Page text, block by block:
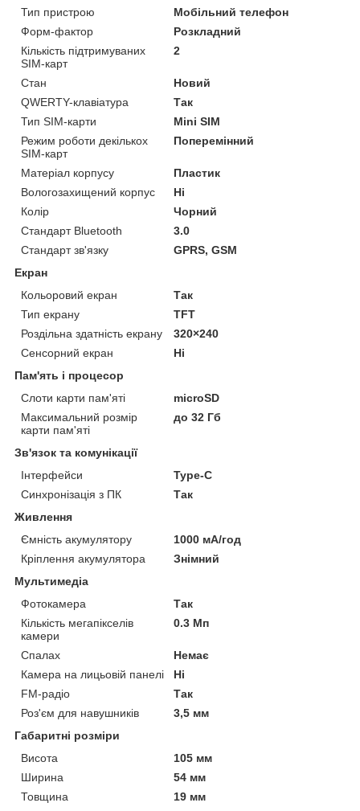
Тип пристрою
Мобільний телефон
Форм-фактор
Розкладний
Кількість підтримуваних
SIM-карт
2
Стан
Новий
QWERTY-клавіатура
Так
Тип SIM-карти
Mini SIM
Режим роботи декількох
SIM-карт
Поперемінний
Матеріал корпусу
Пластик
Вологозахищений корпус
Ні
Колір
Чорний
Стандарт Bluetooth
3.0
Стандарт зв'язку
GPRS, GSM
Екран
Кольоровий екран
Так
Тип екрану
TFT
Роздільна здатність екрану
320×240
Сенсорний екран
Ні
Пам'ять і процесор
Слоти карти пам'яті
microSD
Максимальний розмір
карти пам'яті
до 32 Гб
Зв'язок та комунікації
Інтерфейси
Type-C
Синхронізація з ПК
Так
Живлення
Ємність акумулятору
1000 мА/год
Кріплення акумулятора
Знімний
Мультимедіа
Фотокамера
Так
Кількість мегапікселів
камери
0.3 Мп
Спалах
Немає
Камера на лицьовій панелі
Ні
FM-радіо
Так
Роз'єм для навушників
3,5 мм
Габаритні розміри
Висота
105 мм
Ширина
54 мм
Товщина
19 мм